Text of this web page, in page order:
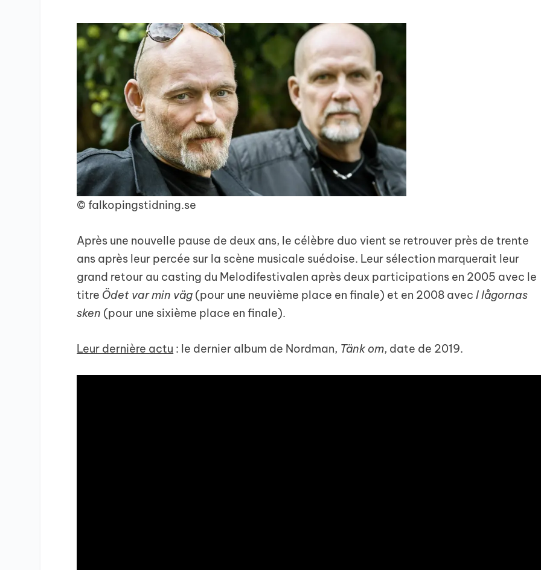
© falkopingstidning.se
Après une nouvelle pause de deux ans, le célèbre duo vient se retrouver près de trente
ans après leur percée sur la scène musicale suédoise. Leur sélection marquerait leur
grand retour au casting du Melodifestivalen après deux participations en 2005 avec le
titre Ödet var min väg (pour une neuvième place en finale) et en 2008 avecI lågornas
sken (pour une sixième place en finale).
Leur dernière actu : le dernier album de Nordman, Tänk om, date de 2019.